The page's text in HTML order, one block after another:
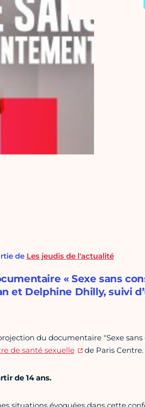
de Les jeudis de l'actualité
« Sexe sans
et Delphine Dhilly, suivi
du documentaire "Sexe
de santé sexuelle de Paris Centre.
de 14 ans.